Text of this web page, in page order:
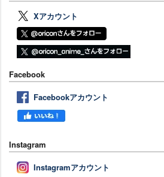
Xアカウント
Facebook
Facebookアカウント
Instagram
Instagramアカウント